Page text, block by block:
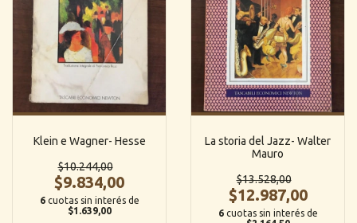
Klein e Wagner- Hesse
$10.244,00
$9.834,00
6 cuotas sin interés de
$1.639,00
La storia del Jazz- Walter
Mauro
$13.528,00
$12.987,00
6 cuotas sin interés de